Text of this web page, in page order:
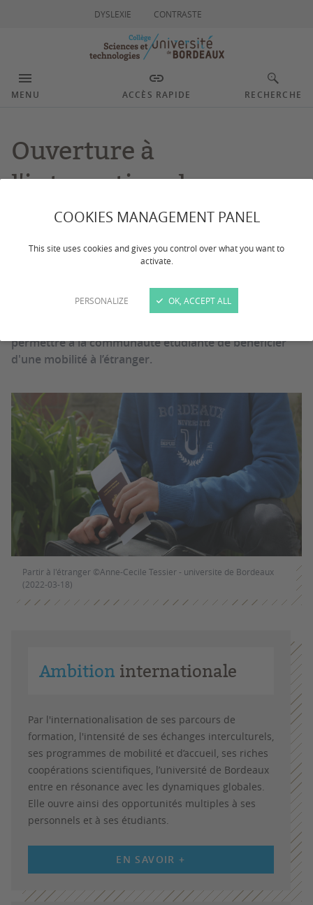
COOKIES MANAGEMENT PANEL
This site uses cookies and gives you control over what you want to
activate.
PERSONALIZE OK, ACCEPT ALL
DYSLEXIE CONTRASTE
MENU ACCÈS RAPIDE RECHERCHE
Ouverture à
l'international
Bordeaux met la dimension internationale au cœur du
projet d’établissement. L'université collabore avec
permettre à la communauté étudiante de bénéficier
d'une mobilité à l’étranger.
Partir à l'étranger ©Anne-Cecile Tessier - universite de Bordeaux
(2022-03-18)
Ambition internationale
Par l'internationalisation de ses parcours de
formation, l'intensité de ses échanges interculturels,
ses programmes de mobilité et d’accueil, ses riches
coopérations scientifiques, l’université de Bordeaux
entre en résonance avec les dynamiques globales.
Elle ouvre ainsi des opportunités multiples à ses
personnels et à ses étudiants.
EN SAVOIR +